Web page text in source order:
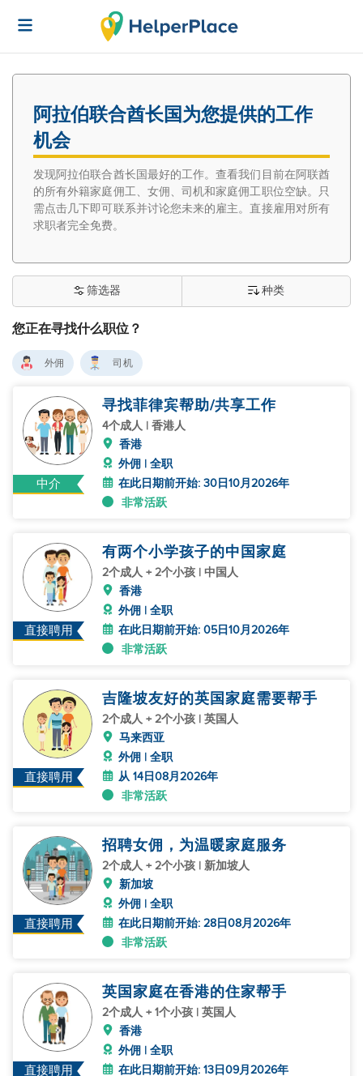
阿拉伯联合酋长国为您提供的工作
机会
发现阿拉伯联合酋长国最好的工作。查看我们目前在阿联酋
的所有外籍家庭佣工、女佣、司机和家庭佣工职位空缺。只
需点击几下即可联系并讨论您未来的雇主。直接雇用对所有
求职者完全免费。
您正在寻找什么职位？
筛选器 种类
外佣 司机
中介
寻找菲律宾帮助/共享工作
4个成人 | 香港人
香港
外佣 | 全职
在此日期前开始: 30日10月2026年
非常活跃
直接聘用
有两个小学孩子的中国家庭
2个成人 + 2个小孩 | 中国人
香港
外佣 | 全职
在此日期前开始: 05日10月2026年
非常活跃
直接聘用
吉隆坡友好的英国家庭需要帮手
2个成人 + 2个小孩 | 英国人
马来西亚
外佣 | 全职
从 14日08月2026年
非常活跃
直接聘用
招聘女佣，为温暖家庭服务
2个成人 + 2个小孩 | 新加坡人
新加坡
外佣 | 全职
在此日期前开始: 28日08月2026年
非常活跃
直接聘用
英国家庭在香港的住家帮手
2个成人 + 1个小孩 | 英国人
香港
外佣 | 全职
在此日期前开始: 13日09月2026年